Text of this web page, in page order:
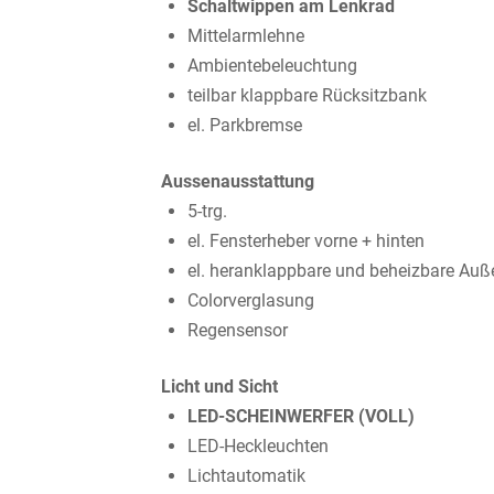
Schaltwippen am Lenkrad
Mittelarmlehne
Ambientebeleuchtung
teilbar klappbare Rücksitzbank
el. Parkbremse
Aussenausstattung
5-trg.
el. Fensterheber vorne + hinten
el. heranklappbare und beheizbare
Colorverglasung
Regensensor
Licht und Sicht
LED-SCHEINWERFER (VOLL)
LED-Heckleuchten
Lichtautomatik